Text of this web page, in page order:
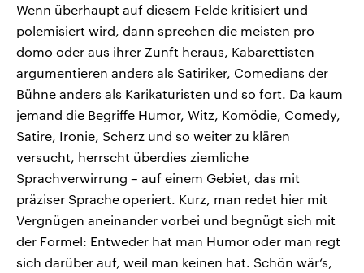
Wenn überhaupt auf diesem Felde kritisiert und
polemisiert wird, dann sprechen die meisten pro
domo oder aus ihrer Zunft heraus, Kabarettisten
argumentieren anders als Satiriker, Comedians der
Bühne anders als Karikaturisten und so fort. Da kaum
jemand die Begriffe Humor, Witz, Komödie, Comedy,
Satire, Ironie, Scherz und so weiter zu klären
versucht, herrscht überdies ziemliche
Sprachverwirrung – auf einem Gebiet, das mit
präziser Sprache operiert. Kurz, man redet hier mit
Vergnügen aneinander vorbei und begnügt sich mit
der Formel: Entweder hat man Humor oder man regt
sich darüber auf, weil man keinen hat. Schön wär‘s,